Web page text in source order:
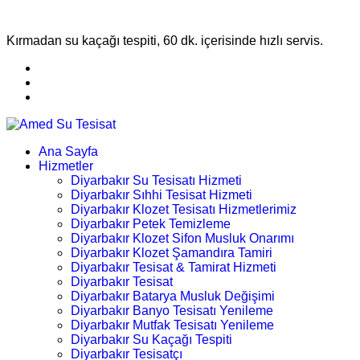
Kırmadan su kaçağı tespiti, 60 dk. içerisinde hızlı servis.
Ana Sayfa
Hizmetler
Diyarbakır Su Tesisatı Hizmeti
Diyarbakır Sıhhi Tesisat Hizmeti
Diyarbakır Klozet Tesisatı Hizmetlerimiz
Diyarbakır Petek Temizleme
Diyarbakır Klozet Sifon Musluk Onarımı
Diyarbakır Klozet Şamandıra Tamiri
Diyarbakır Tesisat & Tamirat Hizmeti
Diyarbakır Tesisat
Diyarbakır Batarya Musluk Değişimi
Diyarbakır Banyo Tesisatı Yenileme
Diyarbakır Mutfak Tesisatı Yenileme
Diyarbakır Su Kaçağı Tespiti
Diyarbakır Tesisatçı